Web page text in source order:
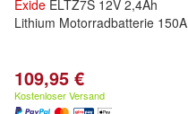
Exide ELTZ7S 12V 2,4Ah
Lithium Motorradbatterie 150A
109,95 €
Kostenloser Versand